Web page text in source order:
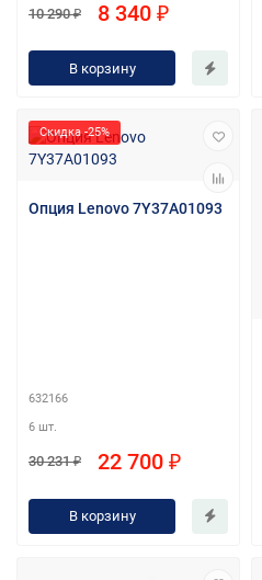
10 290 ₽ 8 340 ₽
В корзину
Скидка -25%
Опция Lenovo 7Y37A01093
632166
6 шт.
30 231 ₽ 22 700 ₽
В корзину